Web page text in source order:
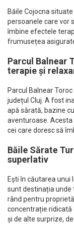
Băile Cojocna
persoanele care vor
îmbine efectele
frumusețea
Parcul Balnear
terapie și
Parcul Balnear
județul Cluj. A fost
apă sărată, bazine
aventuroase.
cei care doresc să
Băile Sărate
superlativ
Ești în căutarea unui
sunt destinația unde
rând pentru
concentrație ridicată
și de alte surprize,